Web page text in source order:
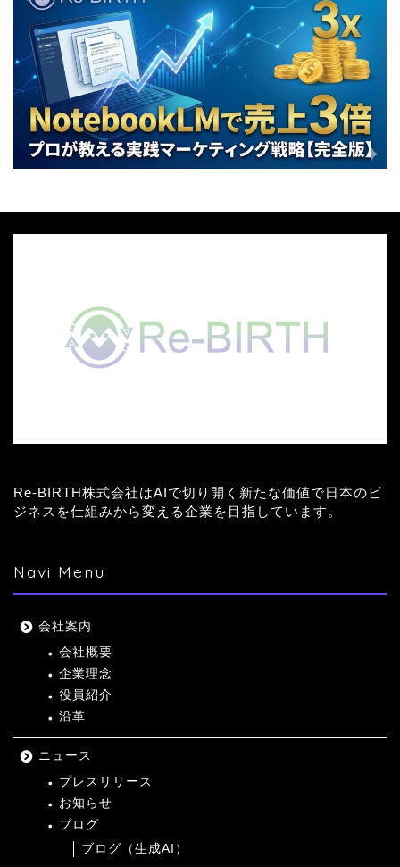
Re-BIRTH株式会社はAIで切り開く新たな価値で日本のビ
ジネスを仕組みから変える企業を目指しています。
Navi Menu
会社案内
会社概要
企業理念
役員紹介
沿革
ニュース
プレスリリース
お知らせ
ブログ
ブログ（生成AI）